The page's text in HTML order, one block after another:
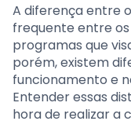
A diferença entre o
frequente entre
programas que
porém, existem
funcionamento e
Entender essas
hora de realizar a